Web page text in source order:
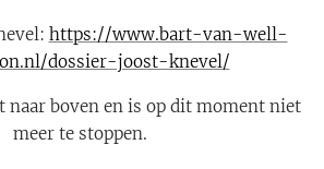
https://www.bart-van-well-
dossier-joost-knevel/
naar boven en is op dit moment niet
meer te stoppen.